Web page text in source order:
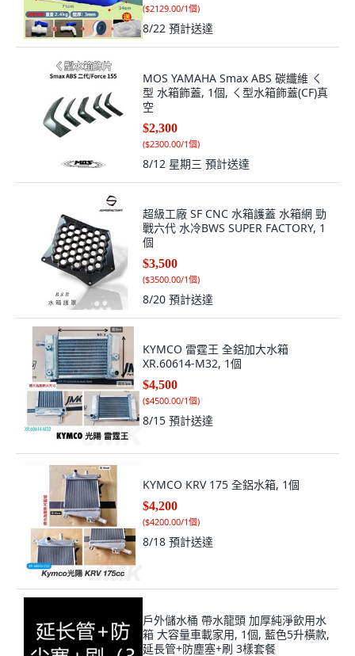
($2129.00/1個)
8/22 預計送達
MOS YAMAHA Smax ABS 碳纖維 ㄑ
型 水箱飾蓋, 1個, ㄑ型水箱飾蓋(CF)真
空
$2,300
($2300.00/1個)
8/12 星期三 預計送達
超級工廠 SF CNC 水箱護蓋 水箱網 勁
戰六代 水冷BWS SUPER FACTORY, 1
個
$3,500
($3500.00/1個)
8/20 預計送達
KYMCO 雷霆王 全鋁加大水箱
XR.60614-M32, 1個
$4,500
($4500.00/1個)
8/15 預計送達
KYMCO KRV 175 全鋁水箱, 1個
$4,200
($4200.00/1個)
8/18 預計送達
戶外儲水桶 帶水龍頭 加厚純淨飲用水
箱 大容量車載家用, 1個, 藍色5升橫款,
延長管+防塵塞+刷 3樣套餐